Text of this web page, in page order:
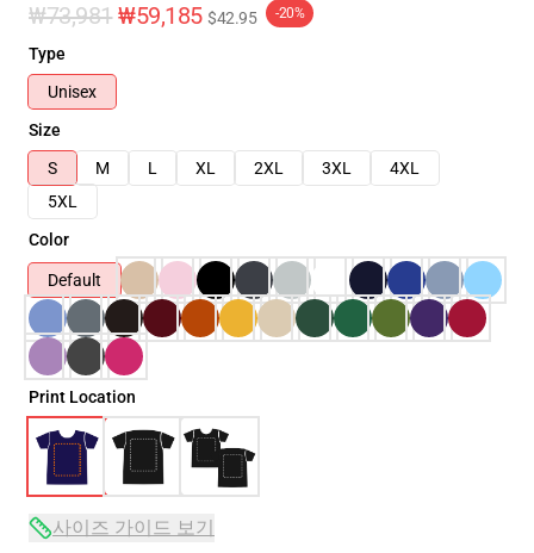
₩73,981 ₩59,185 $42.95 -20%
Type
Unisex
Size
S
M L XL 2XL 3XL
4XL
5XL
Color
Default
Print Location
사이즈 가이드 보기